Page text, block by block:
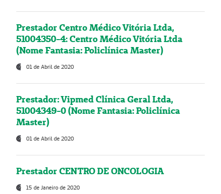
Prestador Centro Médico Vitória Ltda,
51004350-4: Centro Médico Vitória Ltda
(Nome Fantasia: Policlínica Master)
01 de Abril de 2020
Prestador: Vipmed Clínica Geral Ltda,
51004349-0 (Nome Fantasia: Policlínica
Master)
01 de Abril de 2020
Prestador CENTRO DE ONCOLOGIA
15 de Janeiro de 2020